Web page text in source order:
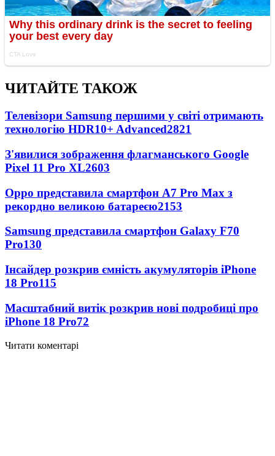
ЧИТАЙТЕ ТАКОЖ
Телевізори Samsung першими у світі отримають
технологію HDR10+ Advanced2821
З'явилися зображення флагманського Google
Pixel 11 Pro XL2603
Oppo представила смартфон A7 Pro Max з
рекордно великою батареєю2153
Samsung представила смартфон Galaxy F70
Pro130
Інсайдер розкрив ємність акумуляторів iPhone
18 Pro115
Масштабний витік розкрив нові подробиці про
iPhone 18 Pro72
Читати коментарі